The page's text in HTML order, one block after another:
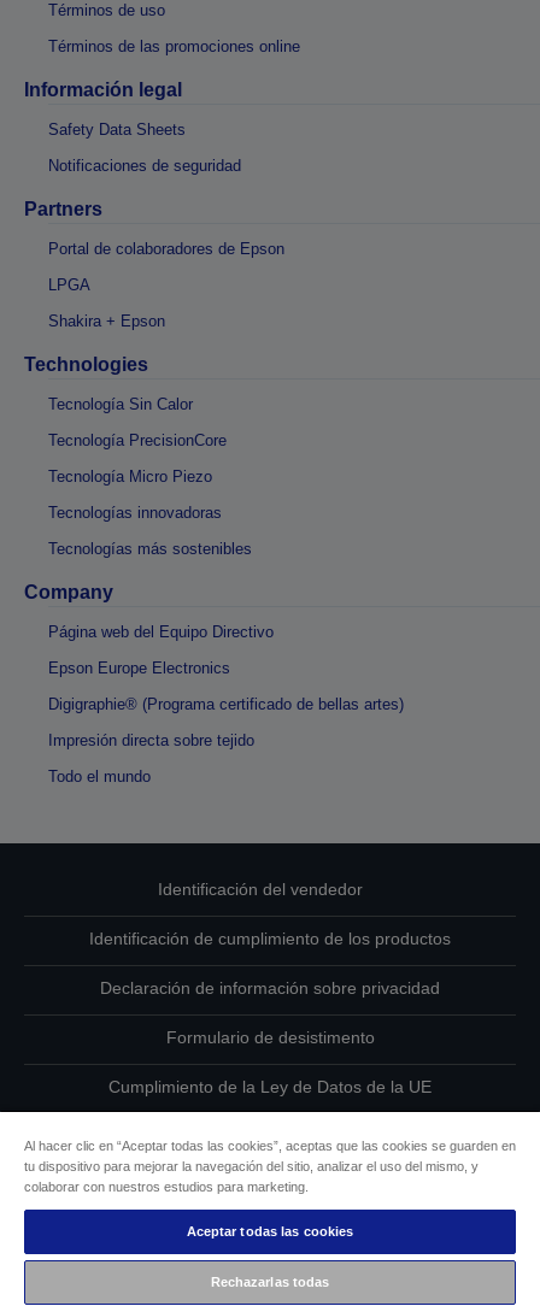
Términos de uso
Términos de las promociones online
Información legal
Safety Data Sheets
Notificaciones de seguridad
Partners
Portal de colaboradores de Epson
LPGA
Shakira + Epson
Technologies
Tecnología Sin Calor
Tecnología PrecisionCore
Tecnología Micro Piezo
Tecnologías innovadoras
Tecnologías más sostenibles
Company
Página web del Equipo Directivo
Epson Europe Electronics
Digigraphie® (Programa certificado de bellas artes)
Impresión directa sobre tejido
Todo el mundo
Identificación del vendedor
Identificación de cumplimiento de los productos
Declaración de información sobre privacidad
Formulario de desistimento
Cumplimiento de la Ley de Datos de la UE
Información sobre cookies
Compromiso de accesibilidad de Epson
Copyright © 2026 Seiko Epson
Al hacer clic en “Aceptar todas las cookies”, aceptas que las cookies se guarden en
tu dispositivo para mejorar la navegación del sitio, analizar el uso del mismo, y
colaborar con nuestros estudios para marketing.
Aceptar todas las cookies
Rechazarlas todas